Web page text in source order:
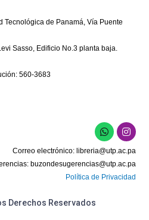
Tecnológica de Panamá, Vía Puente
Sasso, Edificio No.3 planta baja.
560-3683
W
h
a
t
s
a
p
I
n
s
t
a
g
r
Correo electrónico: libreria@utp.ac.pa
buzondesugerencias@utp.ac.pa
Política de Privacidad
Derechos Reservados